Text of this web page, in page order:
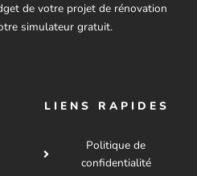
de votre projet de rénovation
simulateur gratuit.
LIENS RAPIDES
Politique de
confidentialité